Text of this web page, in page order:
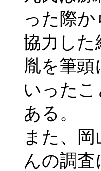
った際か
協力した
胤を筆頭
いった
ある。
また、
んの調査